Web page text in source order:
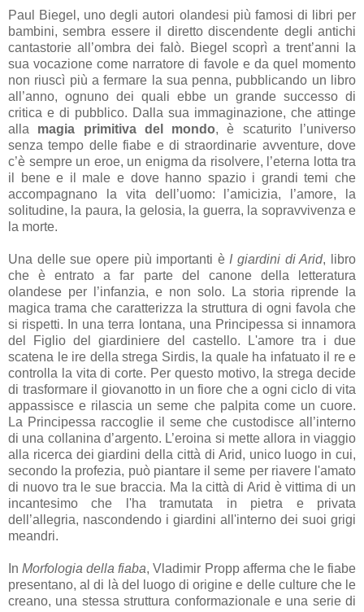
Paul Biegel, uno degli autori olandesi più famosi di libri per
bambini, sembra essere il diretto discendente degli antichi
cantastorie all’ombra dei falò. Biegel scoprì a trent’anni la
sua vocazione come narratore di favole e da quel momento
non riuscì più a fermare la sua penna, pubblicando un libro
all’anno, ognuno dei quali ebbe un grande successo di
critica e di pubblico. Dalla sua immaginazione, che attinge
alla magia primitiva del mondo, è scaturito l’universo
senza tempo delle fiabe e di straordinarie avventure, dove
c’è sempre un eroe, un enigma da risolvere, l’eterna lotta tra
il bene e il male e dove hanno spazio i grandi temi che
accompagnano la vita dell’uomo: l’amicizia, l’amore, la
solitudine, la paura, la gelosia, la guerra, la sopravvivenza e
la morte.
Una delle sue opere più importanti è I giardini di Arid, libro
che è entrato a far parte del canone della letteratura
olandese per l’infanzia, e non solo. La storia riprende la
magica trama che caratterizza la struttura di ogni favola che
si rispetti. In una terra lontana, una Principessa si innamora
del Figlio del giardiniere del castello. L'amore tra i due
scatena le ire della strega Sirdis, la quale ha infatuato il re e
controlla la vita di corte. Per questo motivo, la strega decide
di trasformare il giovanotto in un fiore che a ogni ciclo di vita
appassisce e rilascia un seme che palpita come un cuore.
La Principessa raccoglie il seme che custodisce all’interno
di una collanina d’argento. L’eroina si mette allora in viaggio
alla ricerca dei giardini della città di Arid, unico luogo in cui,
secondo la profezia, può piantare il seme per riavere l'amato
di nuovo tra le sue braccia. Ma la città di Arid è vittima di un
incantesimo che l'ha tramutata in pietra e privata
dell’allegria, nascondendo i giardini all'interno dei suoi grigi
meandri.
InMorfologia della fiaba, Vladimir Propp afferma che le fiabe
presentano, al di là del luogo di origine e delle culture che le
creano, una stessa struttura conformazionale e una serie di